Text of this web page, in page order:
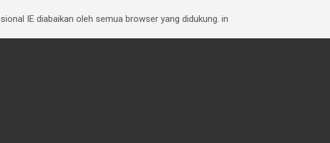
IE diabaikan oleh semua browser yang didukung. in